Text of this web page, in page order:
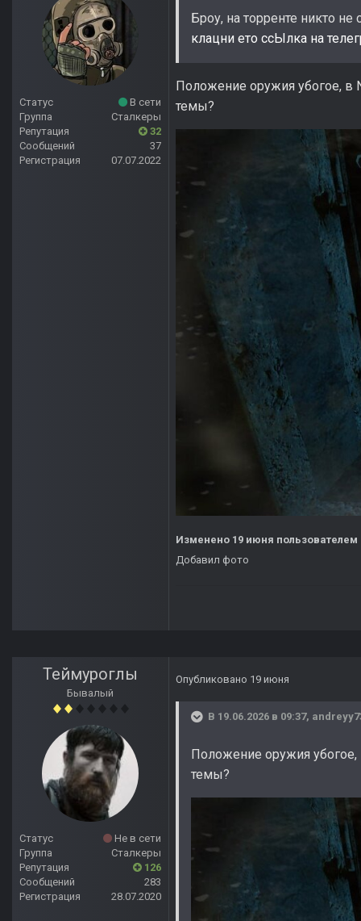
Статус
В сети
Группа
Сталкеры
Репутация
32
Сообщений
37
Регистрация
07.07.2022
Броу, на торренте никто
клацни ето ссЫлка на
Положение оружия убогое, в
темы?
Изменено 19 июня
Добавил фото
Теймуроглы
Бывалый
Статус
Не в сети
Группа
Сталкеры
Репутация
126
Сообщений
283
Регистрация
28.07.2020
Опубликовано 19 июня
В 19.06.2026 в 09:37,
Положение оружия убогое,
темы?